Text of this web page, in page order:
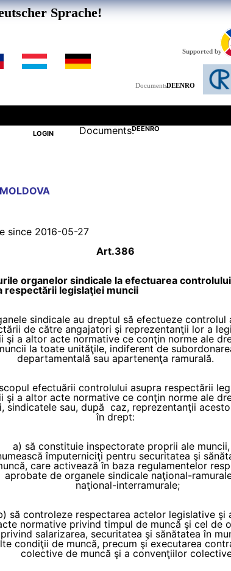
Sprache!
Supported by
Documents:DEENRO
Documents:DEENRO
LOGIN
since 2016-05-27
Art.386
organelor sindicale la efectuarea controlului
respectării legislaţiei muncii
sindicale au dreptul să efectueze controlul
de către angajatori şi reprezentanţii lor a
şi a altor acte normative ce conţin norme ale
la toate unităţile, indiferent de
departamentală sau apartenenţa ramurală.
efectuării controlului asupra respectării
şi a altor acte normative ce conţin norme ale
sindicatele sau, după caz, reprezentanţii
în drept:
a) să constituie inspectorate proprii ale muncii,
împuterniciţi pentru securitatea şi
care activează în baza regulamentelor
aprobate de organele sindicale naţional-
naţional-interramurale;
să controleze respectarea actelor legislative şi
normative privind timpul de muncă şi cel de
privind salarizarea, securitatea şi sănătatea în
condiţii de muncă, precum şi executarea
colective de muncă şi a convenţiilor